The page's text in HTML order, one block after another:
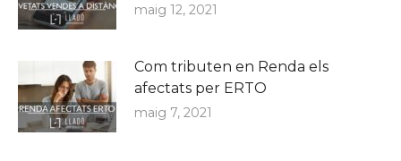
maig 12, 2021
Com tributen en Renda els
afectats per ERTO
maig 7, 2021